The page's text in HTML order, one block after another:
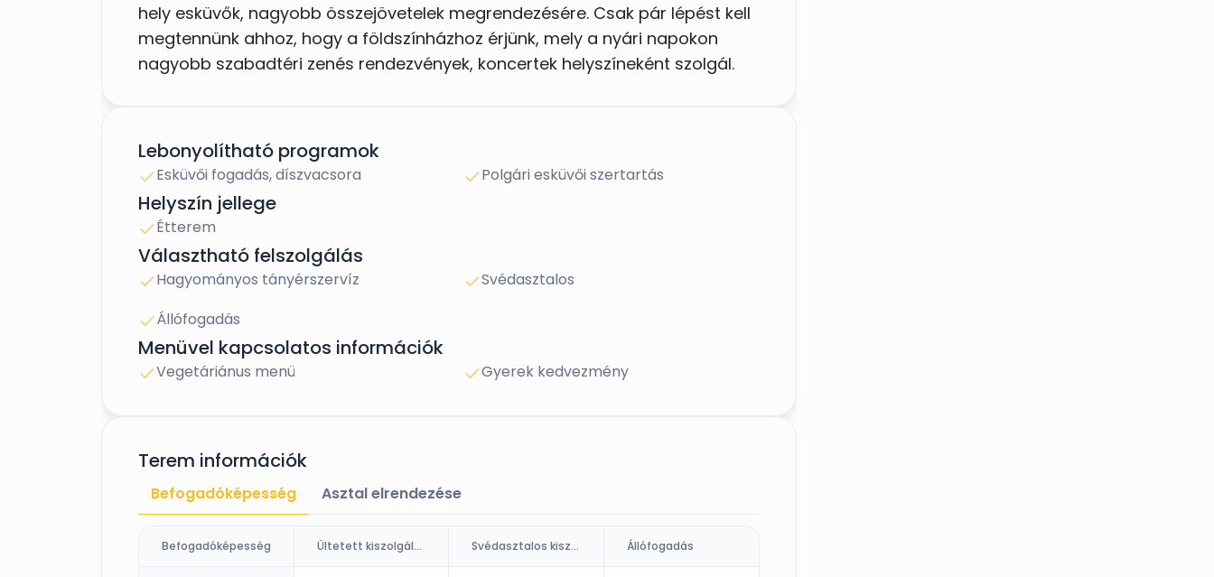
hely esküvők, nagyobb összejövetelek megrendezésére. Csak pár lépést kell
megtennünk ahhoz, hogy a földszínházhoz érjünk, mely a nyári napokon
nagyobb szabadtéri zenés rendezvények, koncertek helyszíneként szolgál.
Lebonyolítható programok
Esküvői fogadás, díszvacsora Polgári esküvői szertartás
Helyszín jellege
Étterem
Választható felszolgálás
Hagyományos tányérszervíz
Svédasztalos
Állófogadás
Menüvel kapcsolatos információk
Vegetáriánus menü Gyerek kedvezmény
Terem információk
Befogadóképesség Asztal elrendezése
Befogadóképesség Ültetett kiszolgálás (fő) Svédasztalos kiszolgálás Állófogadás